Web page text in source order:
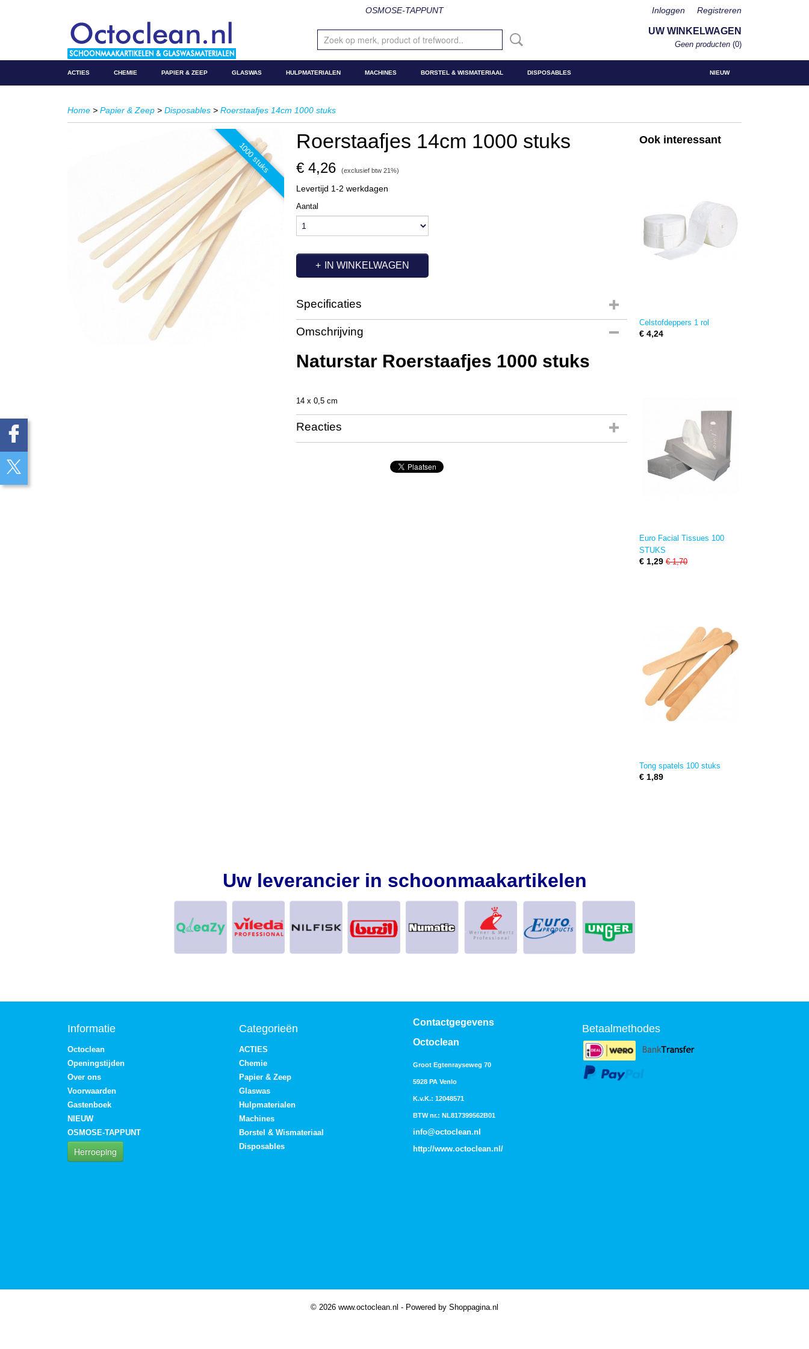
OSMOSE-TAPPUNT Inloggen Registreren
UW WINKELWAGEN
Geen producten (0)
NIEUW
ACTIES CHEMIE PAPIER & ZEEP GLASWAS HULPMATERIALEN MACHINES BORSTEL & WISMATERIAAL DISPOSABLES
Home > Papier & Zeep > Disposables > Roerstaafjes 14cm 1000 stuks
1000 stuks Roerstaafjes 14cm 1000 stuks
€ 4,26 (exclusief btw 21%)
Levertijd 1-2 werkdagen
Aantal
IN WINKELWAGEN
Specificaties
Productcode
Omschrijving
Naturstar Roerstaafjes 1000 stuks
14 x 0,5 cm
Reacties
Ook interessant
Celstofdeppers 1 rol
€ 4,24
Euro Facial Tissues 100
STUKS
€ 1,29 € 1,70
Tong spatels 100 stuks
€ 1,89
Uw leverancier in schoonmaakartikelen
Informatie
Octoclean
Openingstijden
Over ons
Voorwaarden
Gastenboek
NIEUW
OSMOSE-TAPPUNT
Herroeping
Categorieën
ACTIES
Chemie
Papier & Zeep
Glaswas
Hulpmaterialen
Machines
Borstel & Wismateriaal
Disposables
Contactgegevens
Octoclean
Groot Egtenrayseweg 70
5928 PA Venlo
K.v.K.: 12048571
BTW nr.: NL817399562B01
info@octoclean.nl
http://www.octoclean.nl /
Betaalmethodes
© 2026 www.octoclean.nl - Powered by Shoppagina.nl